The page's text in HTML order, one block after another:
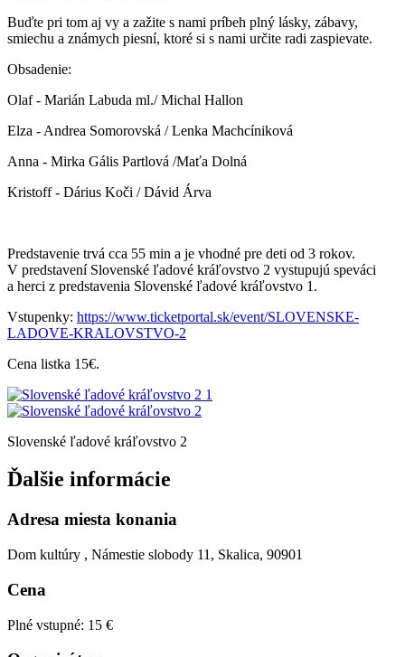
Buďte pri tom aj vy a zažite s nami príbeh plný lásky, zábavy,
smiechu a známych piesní, ktoré si s nami určite radi zaspievate.
Obsadenie:
Olaf - Marián Labuda ml./ Michal Hallon
Elza - Andrea Somorovská / Lenka Machcíniková
Anna - Mirka Gális Partlová /Maťa Dolná
Kristoff - Dárius Koči / Dávid Árva
Predstavenie trvá cca 55 min a je vhodné pre deti od 3 rokov.
V predstavení Slovenské ľadové kráľovstvo 2 vystupujú speváci
a herci z predstavenia Slovenské ľadové kráľovstvo 1.
Vstupenky: https://www.ticketportal.sk/event/SLOVENSKE-
LADOVE-KRALOVSTVO-2
Cena listka 15€.
Slovenské ľadové kráľovstvo 2
Ďalšie informácie
Adresa miesta konania
Dom kultúry , Námestie slobody 11, Skalica, 90901
Cena
Plné vstupné: 15 €